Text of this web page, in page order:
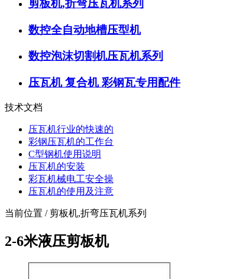
剪板机,折弯压瓦机系列
数控全自动地槽压型机
数控泡沫切割机压瓦机系列
压瓦机 复合机 彩钢瓦专用配件
技术文档
压瓦机行业的快速的
彩钢压瓦机的工作台
C型钢机使用说明
压瓦机的安装
彩瓦机械电工安全操
压瓦机的使用及注意
当前位置 / 剪板机,折弯压瓦机系列
2-6米液压剪板机